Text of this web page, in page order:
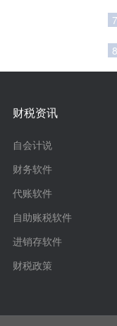
7
8
财税资讯
自会计说
财务软件
代账软件
自助账税软件
进销存软件
财税政策